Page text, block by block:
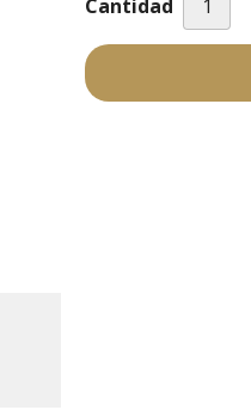
Cantidad